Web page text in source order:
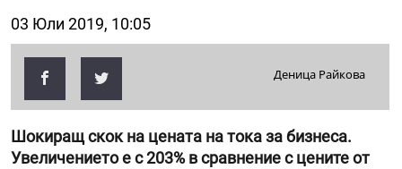
03 Юли 2019, 10:05
Деница Райкова
Шокиращ скок на цената на тока за бизнеса.
Увеличението е с 203% в сравнение с цените от